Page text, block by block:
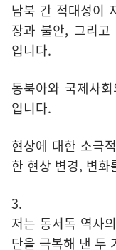
남북 간 적대성이
장과 불안, 그리
입니다.
동북아와 국제사
입니다.
현상에 대한 소극
한 현상 변경, 변화
3.
저는 동서독 역사
단을 극복해 낸 두